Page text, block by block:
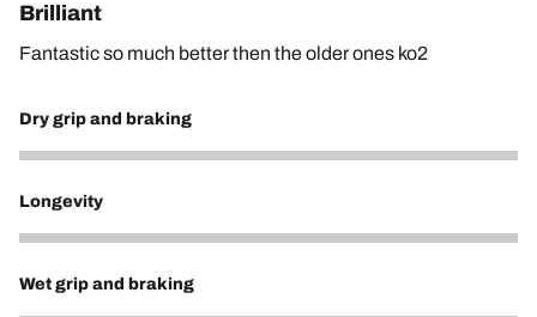
Brilliant
Fantastic so much better then the older ones ko2
Dry grip and braking
4
Longevity
4
Wet grip and braking